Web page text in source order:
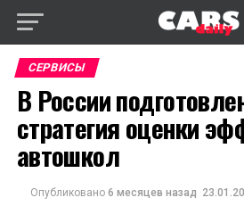
СЕРВИСЫ
В России
стратегия оценки
автошкол
Опубликовано 6 месяцев назад